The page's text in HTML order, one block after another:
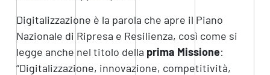
Digitalizzazione è la parola che apre il Piano
Nazionale di Ripresa e Resilienza, così come si
legge anche nel titolo della prima Missione:
“Digitalizzazione, innovazione, competitività,